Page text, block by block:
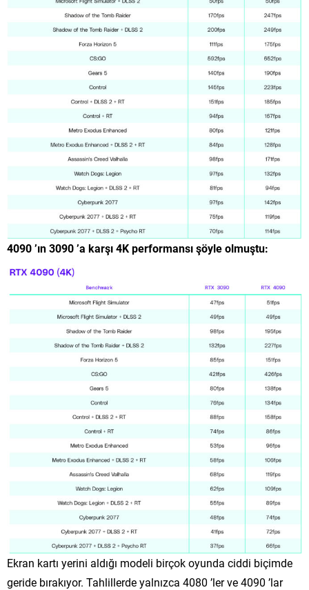
4090 ’ın 3090 ’a karşı 4K performansı şöyle olmuştu:
Ekran kartı yerini aldığı modeli birçok oyunda ciddi biçimde
geride bırakıyor. Tahlillerde yalnızca 4080 ’ler ve 4090 ’lar